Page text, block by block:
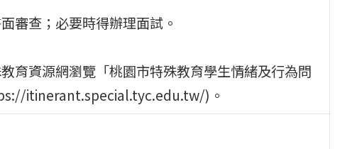
審查；必要時得辦理面試。
育資源網瀏覽「桃園市特殊教育學生情緒及行為問
itinerant.special.tyc.edu.tw/)。